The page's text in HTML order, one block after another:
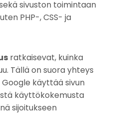
sivuston toimintaan
PHP-, CSS- ja
ratkaisevat, kuinka
Tällä on suora yhteys
käyttää sivun
käyttökokemusta
sijoitukseen